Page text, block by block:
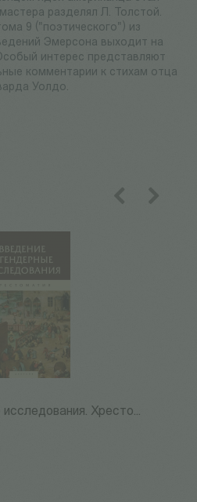
разделял Л. Толстой.
9 ("поэтического") из
Эмерсона выходит на
интерес представляют
комментарии к стихам отца
Уолдо.
Хресто...